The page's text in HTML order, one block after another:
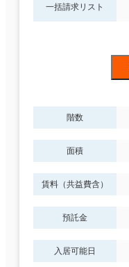
一括請求リスト
階数
面積
賃料（共益費含）
預託金
入居可能日